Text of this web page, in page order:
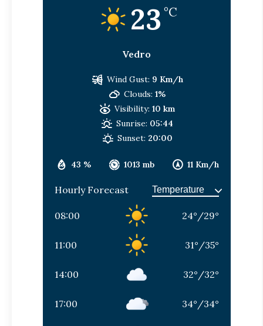
23 °C
Vedro
43 % 1013 mb 11 Km/h
Wind Gust: 9 Km/h
Clouds: 1%
Visibility: 10 km
Sunrise: 05:44
Sunset: 20:00
Hourly Forecast
08:00 24° /29°
11:00 31° /35°
14:00 32° /32°
17:00 34° /34°